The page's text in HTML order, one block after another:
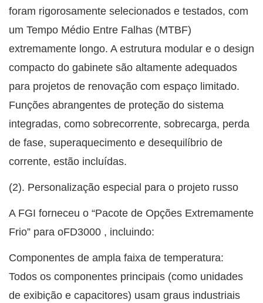
foram rigorosamente selecionados e testados, com
um Tempo Médio Entre Falhas (MTBF)
extremamente longo. A estrutura modular e o design
compacto do gabinete são altamente adequados
para projetos de renovação com espaço limitado.
Funções abrangentes de proteção do sistema
integradas, como sobrecorrente, sobrecarga, perda
de fase, superaquecimento e desequilíbrio de
corrente, estão incluídas.
(2). Personalização especial para o projeto russo
A FGI forneceu o “Pacote de Opções Extremamente
Frio” para oFD3000 , incluindo:
Componentes de ampla faixa de temperatura:
Todos os componentes principais (como unidades
de exibição e capacitores) usam graus industriais